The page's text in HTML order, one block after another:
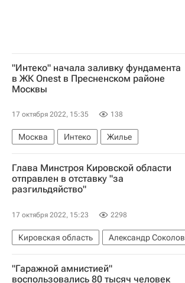
"Интеко" начала заливку фундамента
в ЖК Onest в Пресненском районе
Москвы
17 октября 2022, 15:35 138
Москва Интеко Жилье
Глава Минстроя Кировской области
отправлен в отставку "за
разгильдяйство"
17 октября 2022, 15:23 2298
Кировская область Александр Соколов
"Гаражной амнистией"
воспользовались 80 тысяч человек